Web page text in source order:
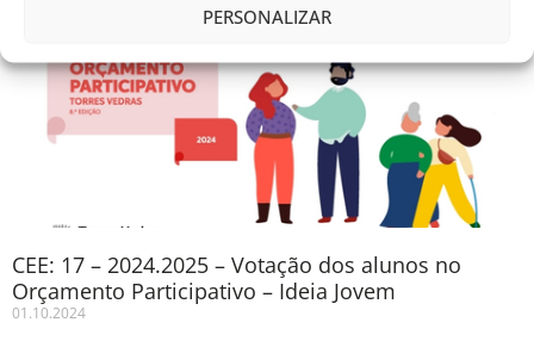
PERSONALIZAR
CEE: 17 – 2024.2025 – Votação dos alunos no
Orçamento Participativo – Ideia Jovem
01.10.2024